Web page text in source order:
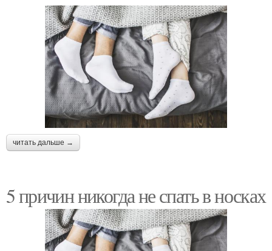
читать дальше →
5 причин никогда не спать в носках